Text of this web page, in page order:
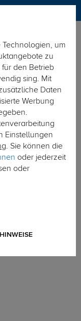
um
zu
den Betrieb
sing. Mit
Daten
Werbung
Einstellungen
. Sie können die
oder jederzeit
oder